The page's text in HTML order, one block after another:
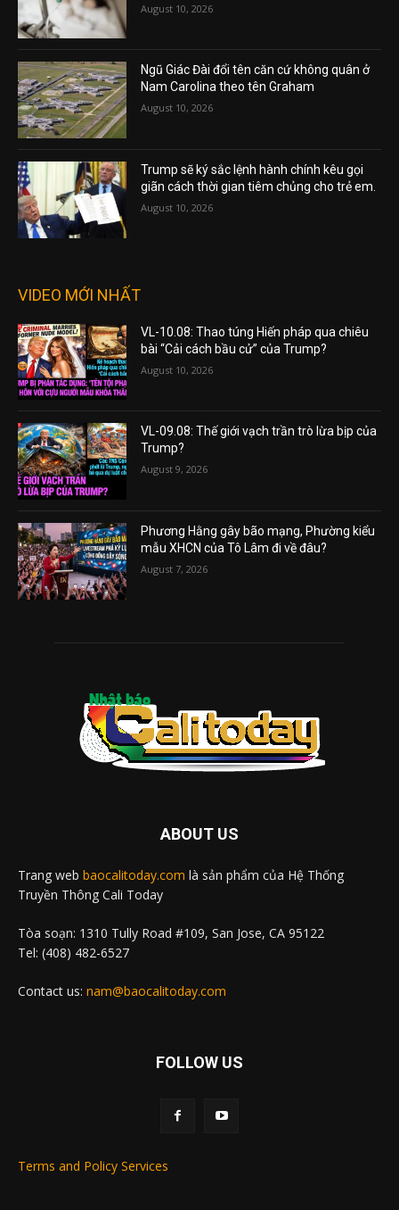
August 10, 2026
Ngũ Giác Đài đổi tên căn cứ không quân ở
Nam Carolina theo tên Graham
August 10, 2026
Trump sẽ ký sắc lệnh hành chính kêu gọi
giãn cách thời gian tiêm chủng cho trẻ em.
August 10, 2026
VIDEO MỚI NHẤT
VL-10.08: Thao túng Hiến pháp qua chiêu
bài “Cải cách bầu cử” của Trump?
August 10, 2026
VL-09.08: Thế giới vạch trần trò lừa bịp của
Trump?
August 9, 2026
Phương Hằng gây bão mạng, Phường kiểu
mẫu XHCN của Tô Lâm đi về đâu?
August 7, 2026
ABOUT US
Trang web baocalitoday.com là sản phẩm của Hệ Thống
Truyền Thông Cali Today
Tòa soạn: 1310 Tully Road #109, San Jose, CA 95122
Tel: (408) 482-6527
Contact us: nam@baocalitoday.com
FOLLOW US
Terms and Policy Services